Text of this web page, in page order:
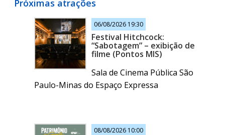
Próximas atrações
06/08/2026 19:30
Festival Hitchcock:
“Sabotagem” – exibição de
filme (Pontos MIS)
Sala de Cinema Pública São
Paulo-Minas do Espaço Expressa
08/08/2026 10:00